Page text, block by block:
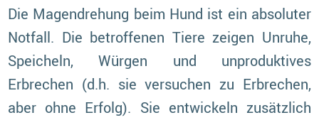
Die Magendrehung beim Hund ist ein absoluter
Notfall. Die betroffenen Tiere zeigen Unruhe,
Speicheln, Würgen und unproduktives
Erbrechen (d.h. sie versuchen zu Erbrechen,
aber ohne Erfolg). Sie entwickeln zusätzlich